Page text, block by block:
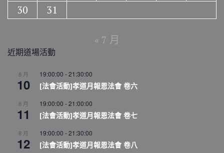
30
31
« 7 月
近期道場活動
8 月
10
19:00:00 -21:30:00
[法會活動]孝道月報恩法會 卷六
8 月
11
19:00:00 -21:00:00
[法會活動]孝道月報恩法會 卷七
8 月
12
19:00:00 -21:30:00
[法會活動]孝道月報恩法會 卷八